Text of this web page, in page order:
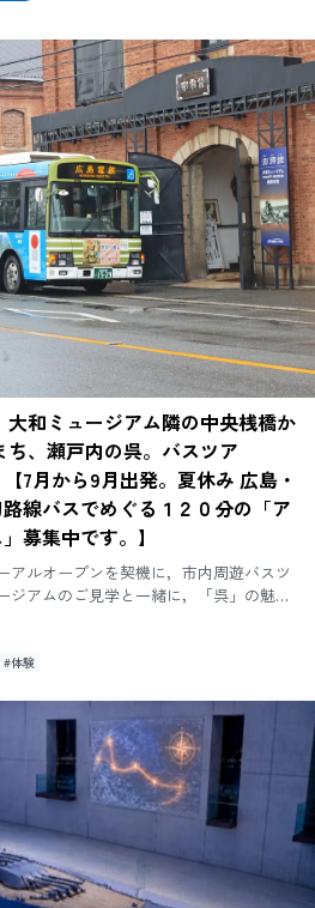
大和ミュージアム隣の中央桟橋か
ち、瀬戸内の呉。バスツア
出発。夏休み 広島・
線バスでめぐる１２０分の「ア
募集中です。】
ルオープンを契機に，市内周遊バスツ
アムのご見学と一緒に，「呉」の魅力
#体験